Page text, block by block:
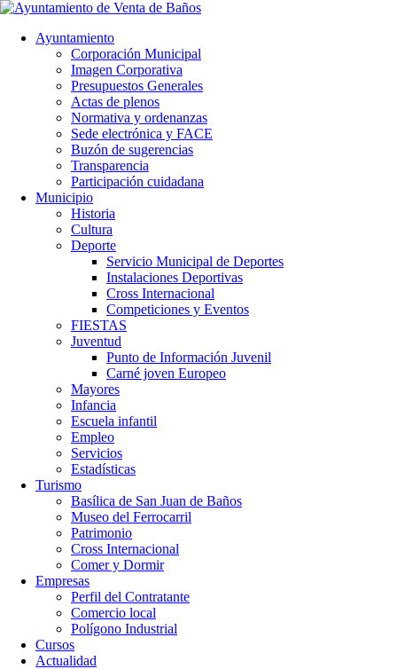
Ayuntamiento
Corporación Municipal
Imagen Corporativa
Presupuestos Generales
Actas de plenos
Normativa y ordenanzas
Sede electrónica y FACE
Buzón de sugerencias
Transparencia
Participación cuidadana
Municipio
Historia
Cultura
Deporte
Servicio Municipal de Deportes
Instalaciones Deportivas
Cross Internacional
Competiciones y Eventos
FIESTAS
Juventud
Punto de Información Juvenil
Carné joven Europeo
Mayores
Infancia
Escuela infantil
Empleo
Servicios
Estadísticas
Turismo
Basílica de San Juan de Baños
Museo del Ferrocarril
Patrimonio
Cross Internacional
Comer y Dormir
Empresas
Perfil del Contratante
Comercio local
Polígono Industrial
Cursos
Actualidad